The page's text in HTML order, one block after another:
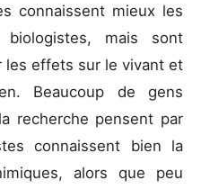
connaissent mieux les
biologistes, mais sont
les effets sur le vivant et
Beaucoup de gens
recherche pensent par
connaissent bien la
alors que peu